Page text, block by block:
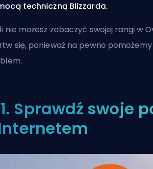
techniczną Blizzarda.
nie możesz zobaczyć swojej rangi w
się, ponieważ na pewno
Sprawdź swoje